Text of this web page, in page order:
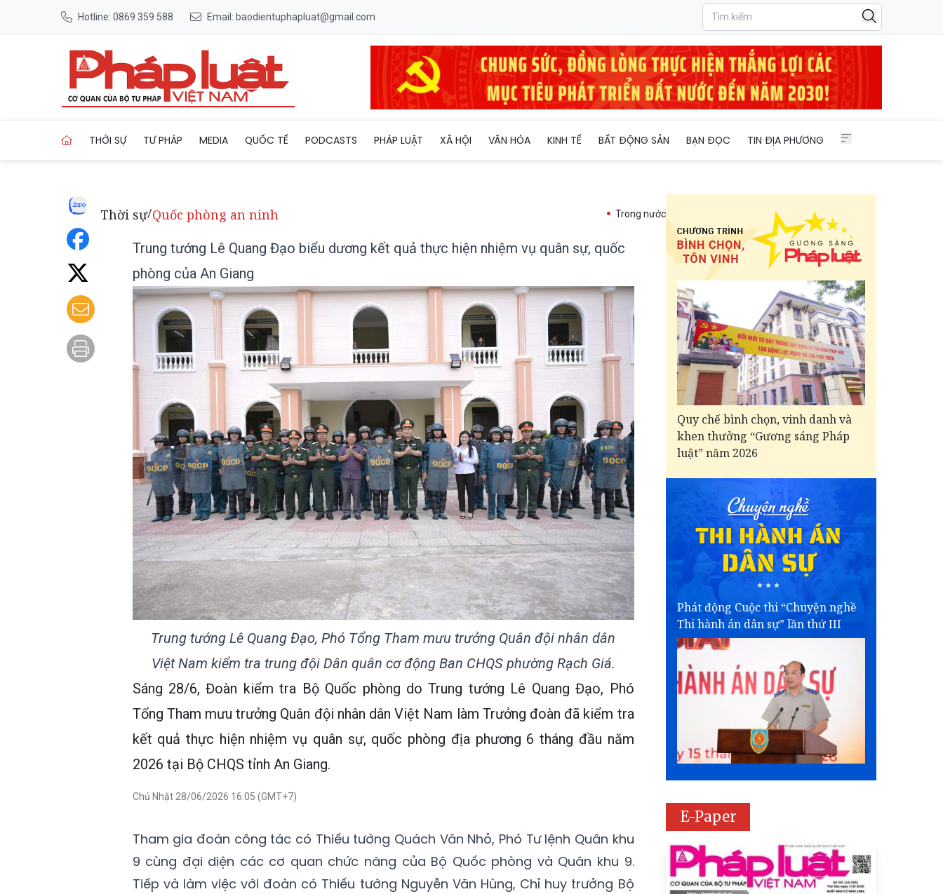
Hotline: 0869 359 588 Email: baodientuphapluat@gmail.com
THỜI SỰ TƯ PHÁP MEDIA QUỐC TẾ PODCASTS PHÁP LUẬT XÃ HỘI VĂN HÓA KINH TẾ BẤT ĐỘNG SẢN BẠN ĐỌC TIN ĐỊA PHƯƠNG
Thời sự/Quốc phòng an ninh Trong nước
Trung tướng Lê Quang Đạo biểu dương kết quả thực hiện nhiệm vụ quân sự, quốc
phòng của An Giang
Trung tướng Lê Quang Đạo, Phó Tổng Tham mưu trưởng Quân đội nhân dân
Việt Nam kiểm tra trung đội Dân quân cơ động Ban CHQS phường Rạch Giá.
Sáng 28/6, Đoàn kiểm tra Bộ Quốc phòng do Trung tướng Lê Quang Đạo, Phó
Tổng Tham mưu trưởng Quân đội nhân dân Việt Nam làm Trưởng đoàn đã kiểm tra
kết quả thực hiện nhiệm vụ quân sự, quốc phòng địa phương 6 tháng đầu năm
2026 tại Bộ CHQS tỉnh An Giang.
Chủ Nhật 28/06/2026 16:05 (GMT+7)
Tham gia đoàn công tác có Thiếu tướng Quách Văn Nhỏ, Phó Tư lệnh Quân khu
9 cùng đại diện các cơ quan chức năng của Bộ Quốc phòng và Quân khu 9.
Tiếp và làm việc với đoàn có Thiếu tướng Nguyễn Văn Hùng, Chỉ huy trưởng Bộ
Quy chế bình chọn, vinh danh và
khen thưởng “Gương sáng Pháp
luật” năm 2026
Phát động Cuộc thi “Chuyện nghề
Thi hành án dân sự” lần thứ III
E-Paper